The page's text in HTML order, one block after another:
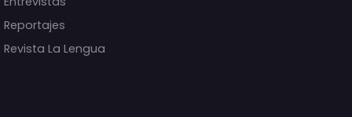
Reportajes
Revista La Lengua